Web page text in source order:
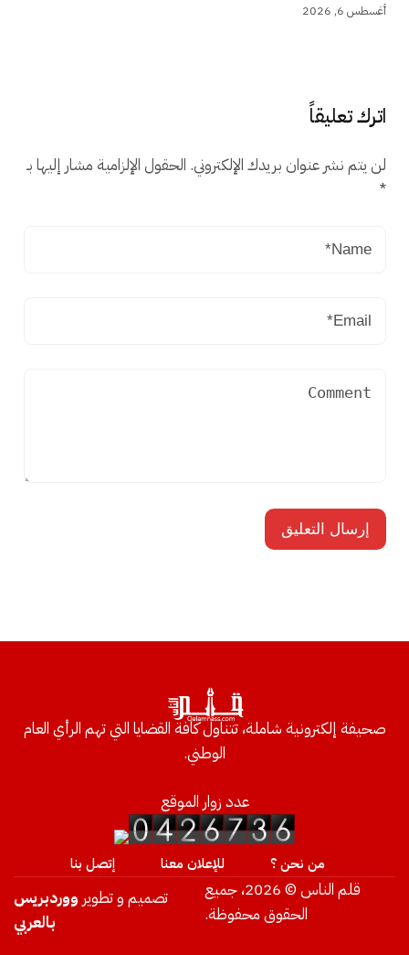
أغسطس 6, 2026
اترك تعليقاً
لن يتم نشر عنوان بريدك الإلكتروني. الحقول الإلزامية مشار إليها بـ
*
صحيفة إلكترونية شاملة، تتناول كافة القضايا التي تهم الرأي العام
الوطني.
عدد زوار الموقع
من نحن ؟ للإعلان معنا إتصل بنا
قلم الناس © 2026، جميع
الحقوق محفوظة.
تصميم و تطوير ووردبريس
بالعربي